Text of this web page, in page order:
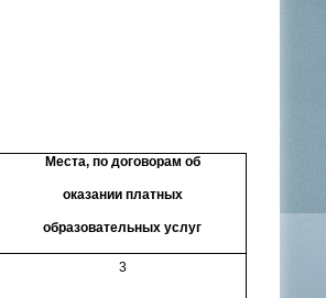
Места, по договорам об
оказании платных
образовательных услуг
3